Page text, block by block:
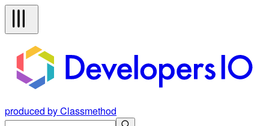
produced by Classmethod